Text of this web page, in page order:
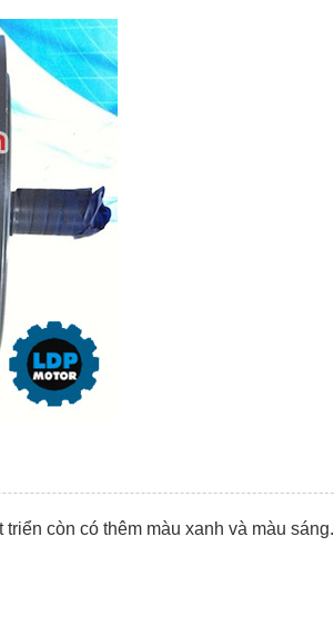
còn có thêm màu xanh và màu sáng.